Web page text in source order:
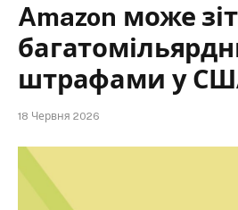
Amazon може
штрафами у
18 Червня 2026